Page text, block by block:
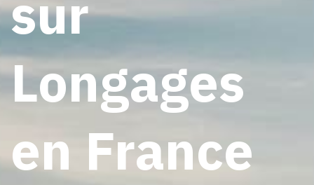
sur
Longages
en France